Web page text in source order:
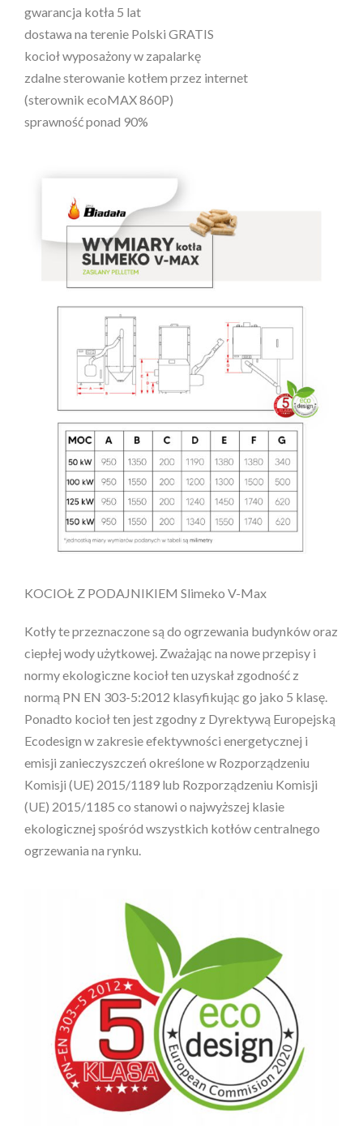
gwarancja kotła 5 lat
dostawa na terenie Polski GRATIS
kocioł wyposażony w zapalarkę
zdalne sterowanie kotłem przez internet
(sterownik ecoMAX 860P)
sprawność ponad 90%
KOCIOŁ Z PODAJNIKIEM Slimeko V-Max
Kotły te przeznaczone są do ogrzewania budynków oraz
ciepłej wody użytkowej. Zważając na nowe przepisy i
normy ekologiczne kocioł ten uzyskał zgodność z
normą PN EN 303-5:2012 klasyfikując go jako 5 klasę.
Ponadto kocioł ten jest zgodny z Dyrektywą Europejską
Ecodesign w zakresie efektywności energetycznej i
emisji zanieczyszczeń określone w Rozporządzeniu
Komisji (UE) 2015/1189 lub Rozporządzeniu Komisji
(UE) 2015/1185 co stanowi o najwyższej klasie
ekologicznej spośród wszystkich kotłów centralnego
ogrzewania na rynku.